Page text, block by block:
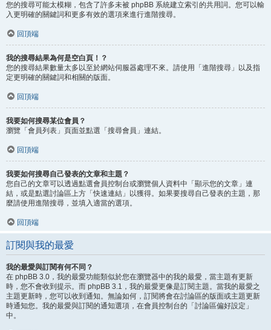
您的搜尋可能太模糊，包含了許多未被 phpBB 系統建立索引的共用詞。您可以輸
入更明確的關鍵詞和更多有效的選項來進行進階搜尋。
回頂端
我的搜尋結果為何是空白頁！？
您的搜尋結果數量太多以至於網站伺服器處理不來。請使用「進階搜尋」以及指
定更明確的關鍵詞和相關的版面。
回頂端
我要如何搜尋某位會員？
瀏覽「會員列表」頁面並點選「搜尋會員」連結。
回頂端
我要如何搜尋自己發表的文章和主題？
您自己的文章可以透過點選會員控制台或瀏覽個人資料中「顯示您的文章」連
結，或是點選討論區上方「快速連結」以獲得。如果要搜尋自己發表的主題，那
麼請使用進階搜尋，並填入適當的選項。
回頂端
訂閱與我的最愛
我的最愛與訂閱有何不同？
在 phpBB 3.0，我的最愛功能類似於您在瀏覽器中的我的最愛，當主題有更新
時，您不會收到提示。而 phpBB 3.1，我的最愛更像是訂閱主題。當我的最愛之
主題更新時，您可以收到通知。無論如何，訂閱將會在討論區的版面或主題更新
時通知您。我的最愛與訂閱的通知選項，在會員控制台的「討論區偏好設定」
中。